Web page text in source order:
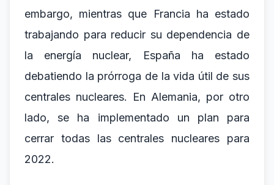
embargo, mientras que Francia ha estado
trabajando para reducir su dependencia de
la energía nuclear, España ha estado
debatiendo la prórroga de la vida útil de sus
centrales nucleares. En Alemania, por otro
lado, se ha implementado un plan para
cerrar todas las centrales nucleares para
2022.